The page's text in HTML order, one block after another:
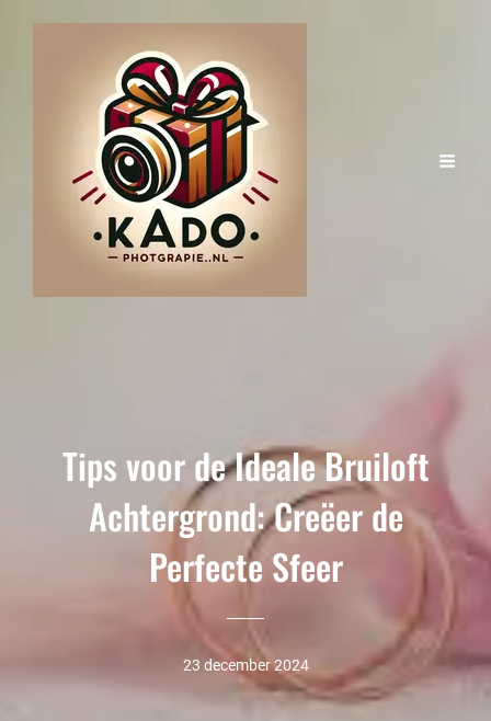
Tips voor de Ideale Bruiloft
Achtergrond: Creëer de
Perfecte Sfeer
23 december 2024